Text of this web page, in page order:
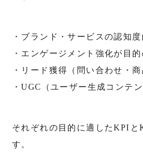
・ブランド・サービスの認知
・エンゲージメント強化が目的
・リード獲得（問い合わせ・
・UGC（ユーザー生成コンテ
それぞれの目的に適したKPIと
す。